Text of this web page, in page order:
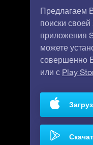
Предлагаем
поиски
приложения
можете
или с Play